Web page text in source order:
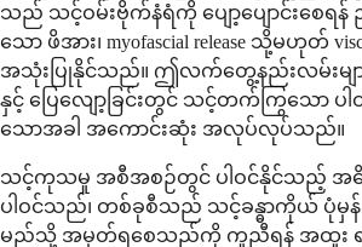
သည် သင့်ဝမ်းဗိုက်နံရံကို ပျော့ပျောင်းစေ
သော ဖိအား၊ myofascial release သို့မဟုတ်
အသုံးပြုနိုင်သည်။ ဤလက်တွေ့နည်းလမ်းမျ
နှင့် ပြေလျော့ခြင်းတွင် သင့်တက်ကြွသော ပါဝ
သောအခါ အကောင်းဆုံး အလုပ်လုပ်သည်။
သင့်ကုသမှု အစီအစဉ်တွင် ပါဝင်နိုင်သည့် အဓိ
ပါဝင်သည်၊ တစ်ခုစီသည် သင့်ခန္ဓာကိုယ် ပုံ
မည်သို့ အမှတ်ရစေသည်ကို ကူညီရန် အထူး